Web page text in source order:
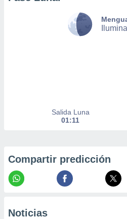
en
a lo que
Para
Salida Luna
01:11
Compartir predicción
Noticias